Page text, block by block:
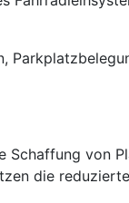
Schaffung von
die